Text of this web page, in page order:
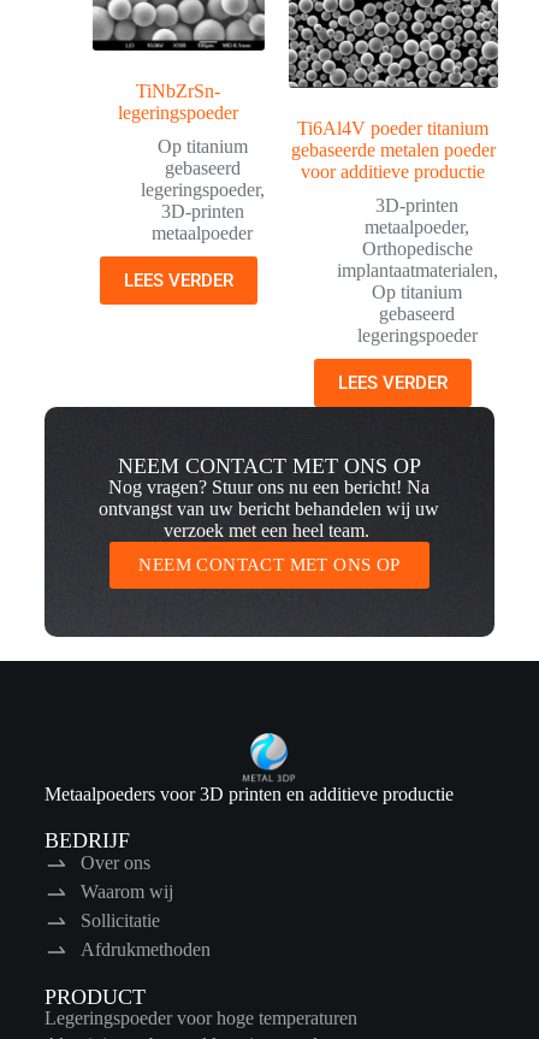
TiNbZrSn-
legeringspoeder
Op titanium
gebaseerd
legeringspoeder,
3D-printen
metaalpoeder
LEES VERDER
Ti6Al4V poeder titanium
gebaseerde metalen poeder
voor additieve productie
3D-printen
metaalpoeder,
Orthopedische
implantaatmaterialen,
Op titanium
gebaseerd
legeringspoeder
LEES VERDER
NEEM CONTACT MET ONS OP
Nog vragen? Stuur ons nu een bericht! Na
ontvangst van uw bericht behandelen wij uw
verzoek met een heel team.
NEEM CONTACT MET ONS OP
Metaalpoeders voor 3D printen en additieve productie
BEDRIJF
Over ons
Waarom wij
Sollicitatie
Afdrukmethoden
PRODUCT
Legeringspoeder voor hoge temperaturen